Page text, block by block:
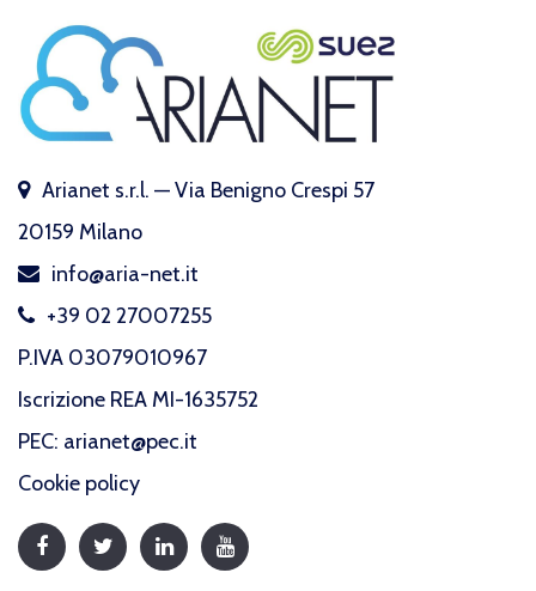
Arianet s.r.l. — Via Benigno Crespi 57
20159 Milano
info@aria-net.it
+39 02 27007255
P.IVA 03079010967
Iscrizione REA MI-1635752
PEC: arianet@pec.it
Cookie policy